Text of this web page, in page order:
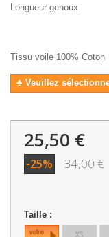
Longueur genoux
Tissu voile 100% Coton
♣ Veuillez
25,50 €
-25% 34,00 €
Taille :